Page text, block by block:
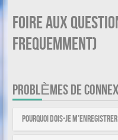
Foire aux
frequemment)
PROBLÈMES DE
Pourquoi dois-je